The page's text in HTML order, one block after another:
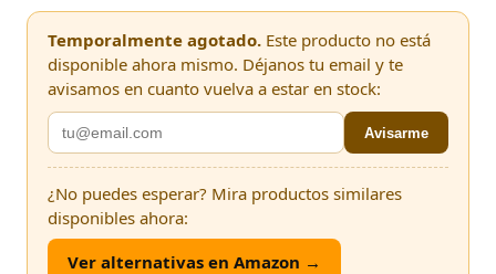
Temporalmente agotado. Este producto no está
disponible ahora mismo. Déjanos tu email y te
avisamos en cuanto vuelva a estar en stock:
Avisarme
¿No puedes esperar? Mira productos similares
disponibles ahora:
Ver alternativas en Amazon →